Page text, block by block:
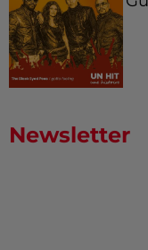
Newsletter